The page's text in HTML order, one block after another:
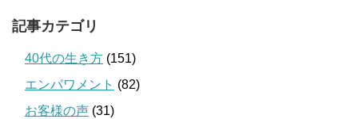
記事カテゴリ
40代の生き方 (151)
エンパワメント (82)
お客様の声 (31)